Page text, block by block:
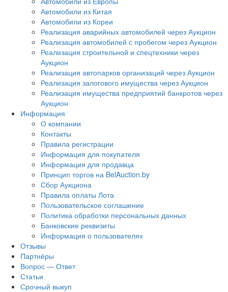
Автомобили из Китая
Автомобили из Кореи
Реализация аварийных автомобилей через Аукцион
Реализация автомобилей с пробегом через Аукцион
Реализация строительной и спецтехники через
Аукцион
Реализация автопарков организаций через Аукцион
Реализация залогового имущества через Аукцион
Реализация имущества предприятий банкротов через
Аукцион
Информация
О компании
Контакты
Правила регистрации
Информация для покупателя
Информация для продавца
Принцип торгов на BelAuction.by
Сбор Аукциона
Правила оплаты Лота
Пользовательское соглашение
Политика обработки персональных данных
Банковские реквизиты
Информация о пользователях
Отзывы
Партнёры
Вопрос — Ответ
Статьи
Срочный выкуп